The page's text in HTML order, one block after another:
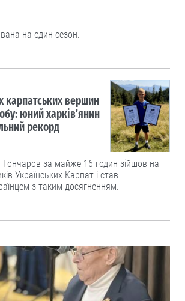
на один сезон.
карпатських вершин
юний харків’янин
рекорд
Гончаров за майже 16 годин зійшов на
Українських Карпат і став
з таким досягненням.